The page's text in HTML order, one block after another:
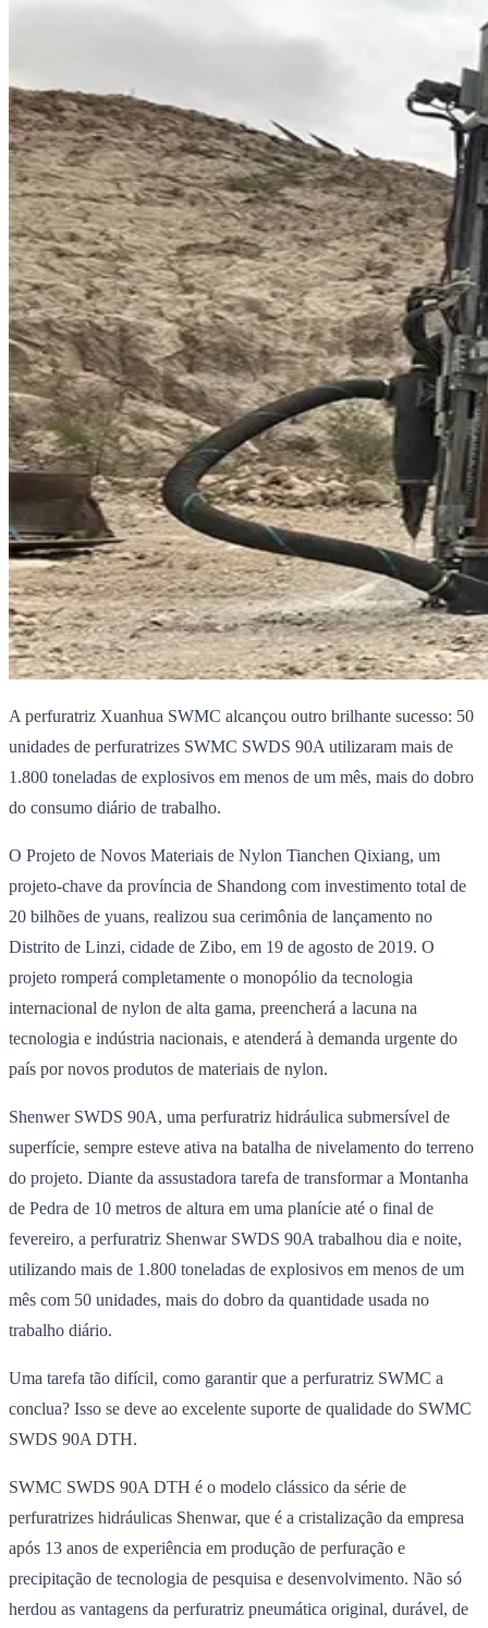
A perfuratriz Xuanhua SWMC alcançou outro brilhante sucesso: 50
unidades de perfuratrizes SWMC SWDS 90A utilizaram mais de
1.800 toneladas de explosivos em menos de um mês, mais do dobro
do consumo diário de trabalho.
O Projeto de Novos Materiais de Nylon Tianchen Qixiang, um
projeto-chave da província de Shandong com investimento total de
20 bilhões de yuans, realizou sua cerimônia de lançamento no
Distrito de Linzi, cidade de Zibo, em 19 de agosto de 2019. O
projeto romperá completamente o monopólio da tecnologia
internacional de nylon de alta gama, preencherá a lacuna na
tecnologia e indústria nacionais, e atenderá à demanda urgente do
país por novos produtos de materiais de nylon.
Shenwer SWDS 90A, uma perfuratriz hidráulica submersível de
superfície, sempre esteve ativa na batalha de nivelamento do terreno
do projeto. Diante da assustadora tarefa de transformar a Montanha
de Pedra de 10 metros de altura em uma planície até o final de
fevereiro, a perfuratriz Shenwar SWDS 90A trabalhou dia e noite,
utilizando mais de 1.800 toneladas de explosivos em menos de um
mês com 50 unidades, mais do dobro da quantidade usada no
trabalho diário.
Uma tarefa tão difícil, como garantir que a perfuratriz SWMC a
conclua? Isso se deve ao excelente suporte de qualidade do SWMC
SWDS 90A DTH.
SWMC SWDS 90A DTH é o modelo clássico da série de
perfuratrizes hidráulicas Shenwar, que é a cristalização da empresa
após 13 anos de experiência em produção de perfuração e
precipitação de tecnologia de pesquisa e desenvolvimento. Não só
herdou as vantagens da perfuratriz pneumática original, durável, de